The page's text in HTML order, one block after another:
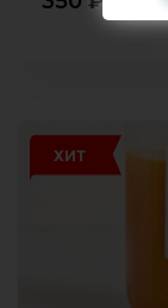
ХИТ